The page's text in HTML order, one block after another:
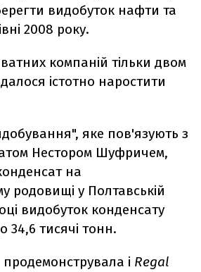
видобуток нафти та
2008 року.
компаній тільки двом
істотно наростити
яке пов'язують з
Нестором Шуфричем,
на
родовищі у Полтавській
видобуток конденсату
34,6 тисячі тонн.
продемонструвала і Regal